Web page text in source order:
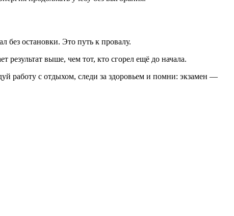
без остановки. Это путь к провалу.
выше, чем тот, кто сгорел ещё до начала.
работу с отдыхом, следи за здоровьем и помни: экзамен —